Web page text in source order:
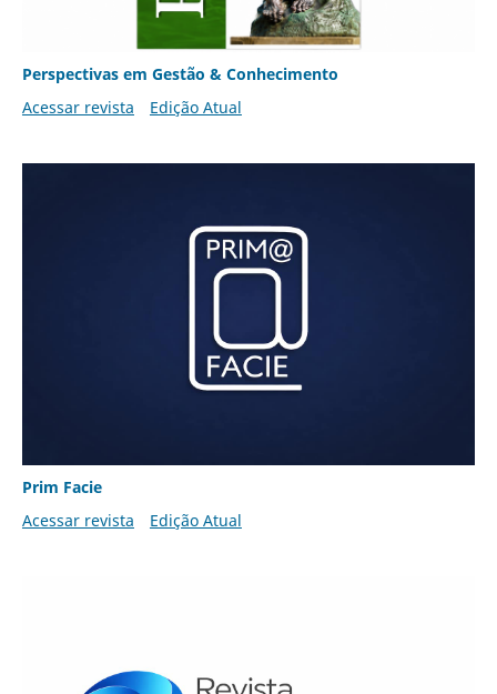
Perspectivas em Gestão & Conhecimento
Acessar revista
Edição Atual
Prim Facie
Acessar revista
Edição Atual